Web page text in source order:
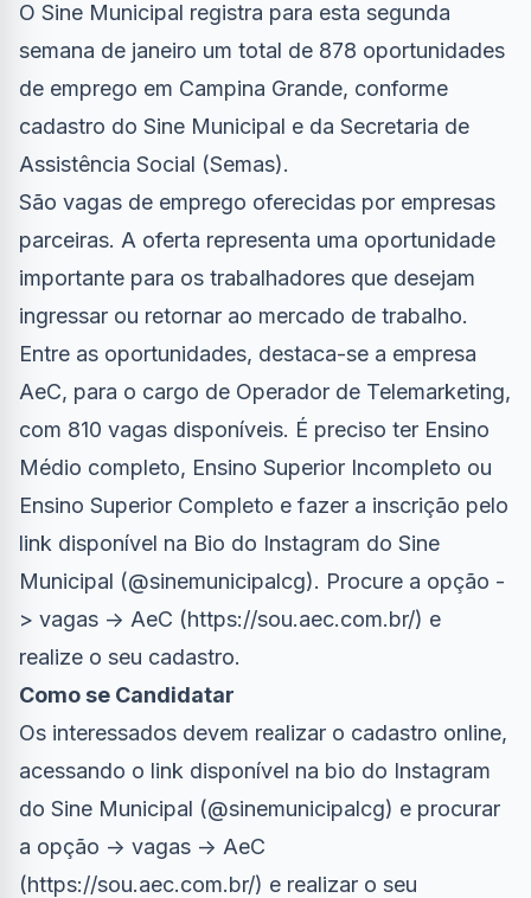
O Sine Municipal registra para esta segunda
semana de janeiro um total de 878 oportunidades
de emprego em Campina Grande, conforme
cadastro do Sine Municipal e da Secretaria de
Assistência Social (Semas).
São vagas de emprego oferecidas por empresas
parceiras. A oferta representa uma oportunidade
importante para os trabalhadores que desejam
ingressar ou retornar ao mercado de trabalho.
Entre as oportunidades, destaca-se a empresa
AeC, para o cargo de Operador de Telemarketing,
com 810 vagas disponíveis. É preciso ter Ensino
Médio completo, Ensino Superior Incompleto ou
Ensino Superior Completo e fazer a inscrição pelo
link disponível na Bio do Instagram do Sine
Municipal (@sinemunicipalcg). Procure a opção -
> vagas -> AeC (https://sou.aec.com.br/) e
realize o seu cadastro.
Como se Candidatar
Os interessados devem realizar o cadastro online,
acessando o link disponível na bio do Instagram
do Sine Municipal (@sinemunicipalcg) e procurar
a opção -> vagas -> AeC
(https://sou.aec.com.br/) e realizar o seu